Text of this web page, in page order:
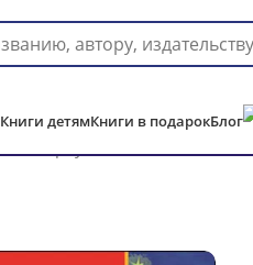
Книги детямКниги в подарокБлог